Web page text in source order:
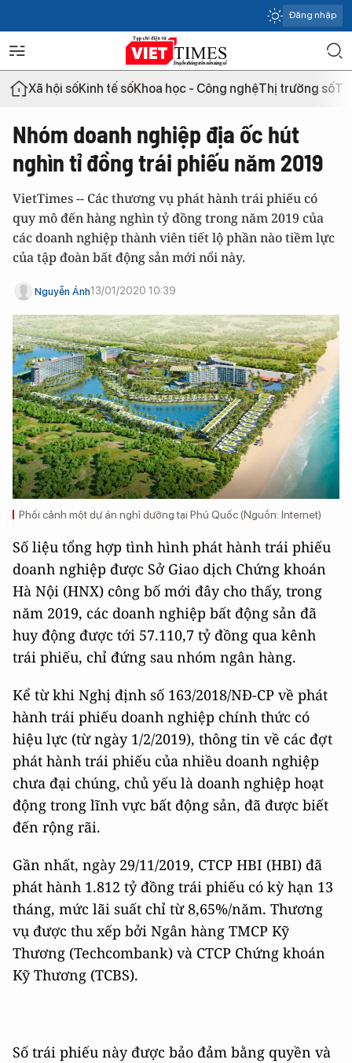
Đăng nhập
Xã hội sốKinh tế sốKhoa học - Công nghệThị trường số
Nhóm doanh nghiệp địa ốc hút
nghìn tỉ đồng trái phiếu năm 2019
VietTimes -- Các thương vụ phát hành trái phiếu có
quy mô đến hàng nghìn tỷ đồng trong năm 2019 của
các doanh nghiệp thành viên tiết lộ phần nào tiềm lực
của tập đoàn bất động sản mới nổi này.
Nguyễn Ánh13/01/2020 10:39
Phối cảnh một dự án nghỉ dưỡng tại Phú Quốc (Nguồn: Internet)
Số liệu tổng hợp tình hình phát hành trái phiếu
doanh nghiệp được Sở Giao dịch Chứng khoán
Hà Nội (HNX) công bố mới đây cho thấy, trong
năm 2019, các doanh nghiệp bất động sản đã
huy động được tới 57.110,7 tỷ đồng qua kênh
trái phiếu, chỉ đứng sau nhóm ngân hàng.
Kể từ khi Nghị định số 163/2018/NĐ-CP về phát
hành trái phiếu doanh nghiệp chính thức có
hiệu lực (từ ngày 1/2/2019), thông tin về các đợt
phát hành trái phiếu của nhiều doanh nghiệp
chưa đại chúng, chủ yếu là doanh nghiệp hoạt
động trong lĩnh vực bất động sản, đã được biết
đến rộng rãi.
Gần nhất, ngày 29/11/2019, CTCP HBI (HBI) đã
phát hành 1.812 tỷ đồng trái phiếu có kỳ hạn 13
tháng, mức lãi suất chỉ từ 8,65%/năm. Thương
vụ được thu xếp bởi Ngân hàng TMCP Kỹ
Thương (Techcombank) và CTCP Chứng khoán
Kỹ Thương (TCBS).
Số trái phiếu này được bảo đảm bằng quyền và